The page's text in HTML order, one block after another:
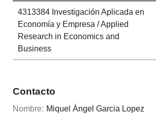
4313384Investigación Aplicada en
Economía y Empresa / Applied
Research in Economics and
Business
Contacto
Nombre: Miquel Àngel Garcia Lopez